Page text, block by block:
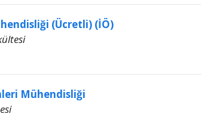
(Ücretli) (İÖ)
Mühendisliği